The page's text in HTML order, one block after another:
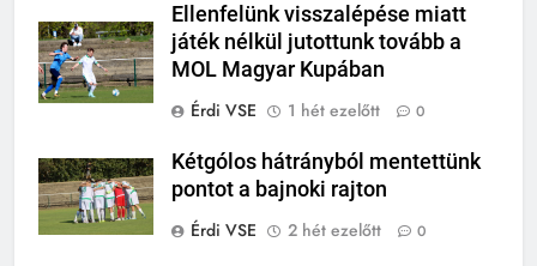
Ellenfelünk visszalépése miatt
játék nélkül jutottunk tovább a
MOL Magyar Kupában
Érdi VSE
1 hét ezelőtt 0
Kétgólos hátrányból mentettünk
pontot a bajnoki rajton
Érdi VSE
2 hét ezelőtt 0